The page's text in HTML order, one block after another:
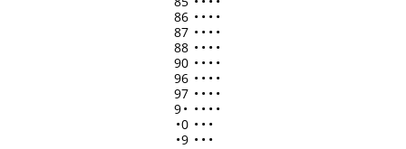
86 • • • •
87 • • • •
88 • • • •
90 • • • •
96 • • • •
97 • • • •
9• • • • •
•0 • • •
•9 • • •